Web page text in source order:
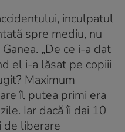
inculpatul
spre mediu, nu
„De ce i-a dat
el i-a lăsat pe copiii
Maximum
îl putea primi era
Iar dacă îi dai 10
de liberare